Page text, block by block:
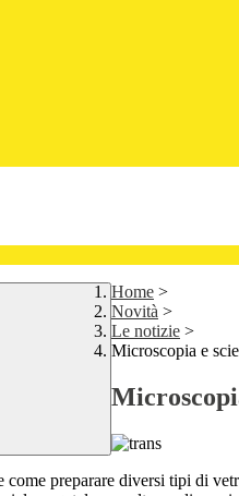
Home >
Novità >
Le notizie >
Microscopia e
preparare diversi tipi di